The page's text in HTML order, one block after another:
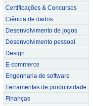
Certificações & Concursos
Ciência de dados
Desenvolvimento de jogos
Desenvolvimento pessoal
Design
E-commerce
Engenharia de software
Ferramentas de produtividade
Finanças